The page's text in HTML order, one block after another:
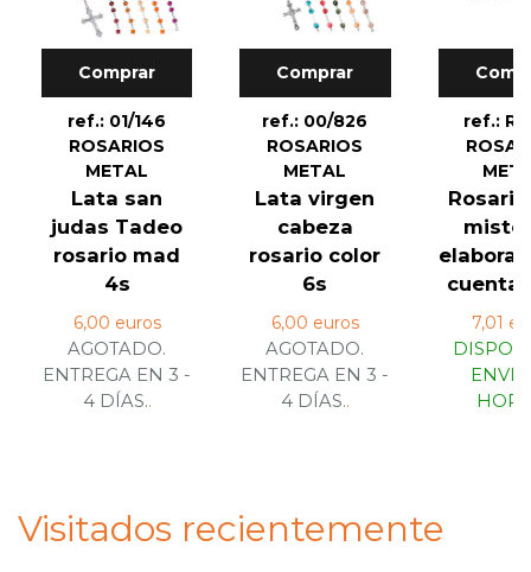
Comprar
ref.: 01/146
ROSARIOS
METAL
Lata san
judas Tadeo
rosario mad
4s
6,00 euros
AGOTADO.
ENTREGA EN 3 -
4 DÍAS..
Comprar
ref.: 00/826
ROSARIOS
METAL
Lata virgen
cabeza
rosario color
6s
6,00 euros
AGOTADO.
ENTREGA EN 3 -
4 DÍAS..
ref.:
7,01
Visitados recientemente